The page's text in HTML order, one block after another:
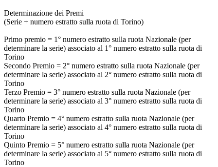
Determinazione dei Premi
(Serie + numero estratto sulla ruota di Torino)
Primo premio = 1° numero estratto sulla ruota Nazionale (per
determinare la serie) associato al 1° numero estratto sulla ruota di
Torino
Secondo Premio = 2° numero estratto sulla ruota Nazionale (per
determinare la serie) associato al 2° numero estratto sulla ruota di
Torino
Terzo Premio = 3° numero estratto sulla ruota Nazionale (per
determinare la serie) associato al 3° numero estratto sulla ruota di
Torino
Quarto Premio = 4° numero estratto sulla ruota Nazionale (per
determinare la serie) associato al 4° numero estratto sulla ruota di
Torino
Quinto Premio = 5° numero estratto sulla ruota Nazionale (per
determinare la serie) associato al 5° numero estratto sulla ruota di
Torino